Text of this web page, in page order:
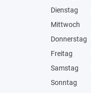
Dienstag
Mittwoch
Donnerstag
Freitag
Samstag
Sonntag